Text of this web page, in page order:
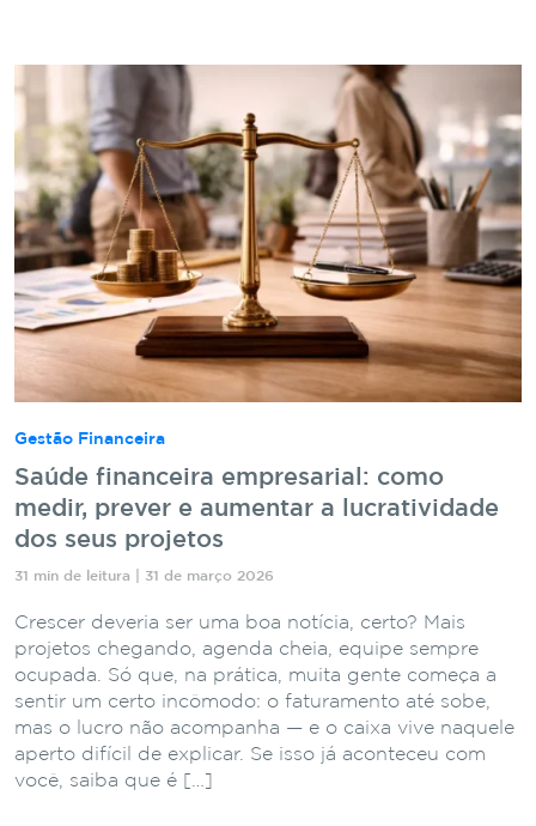
Gestão Financeira
Saúde financeira empresarial: como
medir, prever e aumentar a lucratividade
dos seus projetos
31 min de leitura | 31 de março 2026
Crescer deveria ser uma boa notícia, certo? Mais
projetos chegando, agenda cheia, equipe sempre
ocupada. Só que, na prática, muita gente começa a
sentir um certo incômodo: o faturamento até sobe,
mas o lucro não acompanha — e o caixa vive naquele
aperto difícil de explicar. Se isso já aconteceu com
você, saiba que é […]